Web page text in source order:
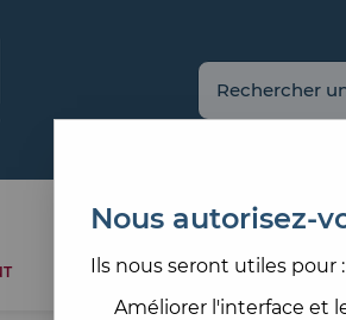
CARRELAGE
REVÊTEMENT
Nous autorisez-
Ils nous seront utiles pour :
Améliorer l'interface et